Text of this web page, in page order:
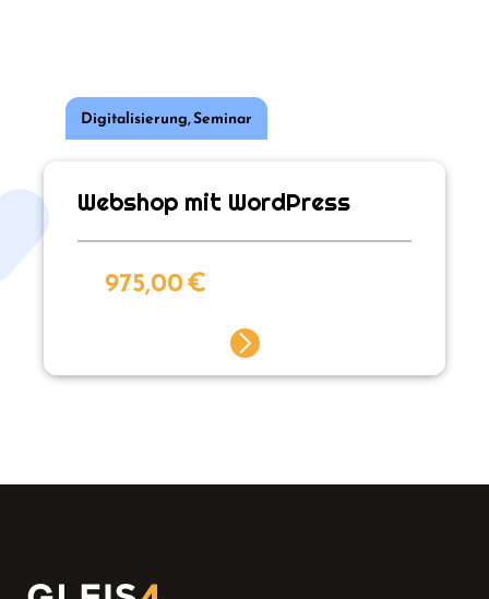
Digitalisierung,Seminar
Webshop mit WordPress
975,00€